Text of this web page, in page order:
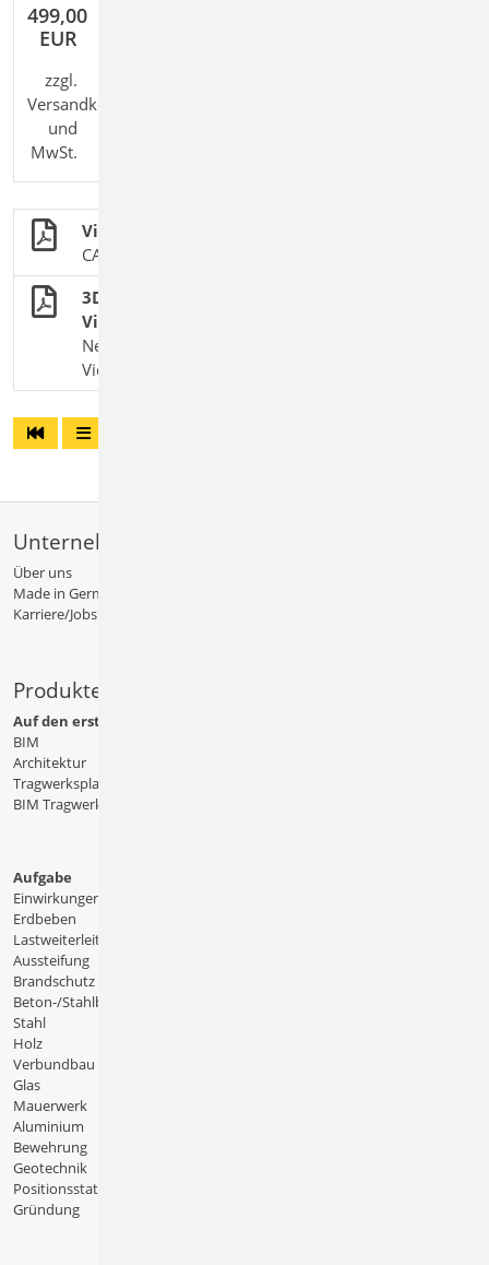
499,00
EUR
zzgl.
Versandkosten
und
MwSt.
ViCADo
CAD-System für Architektur & Tragwerksplanung
3D-Export für spezifische
Visualisierungssoftware
Neuer Weg zu fotorealistischen Bildern und
Videos
Unternehmen
Über uns
Made in Germany
Karriere/Jobs
Produkte
Auf den ersten Blick
BIM
Architektur
Tragwerksplanung
BIM Tragwerksplanung
Aufgabe
Einwirkungen
Erdbeben
Lastweiterleitung
Aussteifung
Brandschutz
Beton-/Stahlbeton
Stahl
Holz
Verbundbau
Glas
Mauerwerk
Aluminium
Bewehrung
Geotechnik
Positionsstatik
Gründung